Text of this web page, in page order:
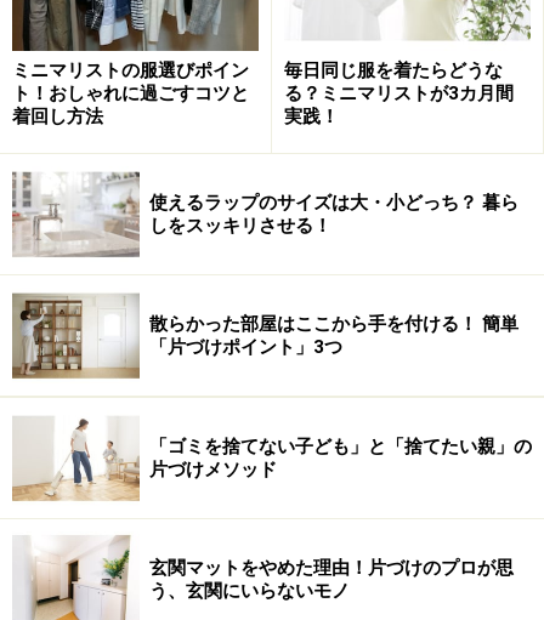
コートを羽織る手間がない
されているピスタチオの2種類
小さい子供と寒い冬に外出する際、コートを着込んでい
りませんか？とはいえ、
織ると、車の乗り降りや、子供が歩きたがるときに自分
が一度コートを脱いで抱っこ紐を脱着することになり、
とても寒い思いをする羽目に。
こんなときもサッと羽織るだけの「ポケットショール」
なら問題なし。「ポケットショール」を肩からかけて温
かさをキープしながら、抱っこ紐のバックルをラクに脱
着できるので、子供の要望にもスムーズに応えてあげる
ことができます。
ミニマリストの服選びポイン
ト！おしゃれに過ごすコツと
着回し方法
毎日同じ服を着たらどうな
る？ミニマリストが3カ月間
実践！
使えるラップのサイズは大・小どっち？ 暮ら
しをスッキリさせる！
散らかった部屋はここから手を付ける！ 簡単
「片づけポイント」3つ
「ゴミを捨てない子ども」と「捨てたい親」の
片づけメソッド
玄関マットをやめた理由！片づけのプロが思
う、玄関にいらないモノ